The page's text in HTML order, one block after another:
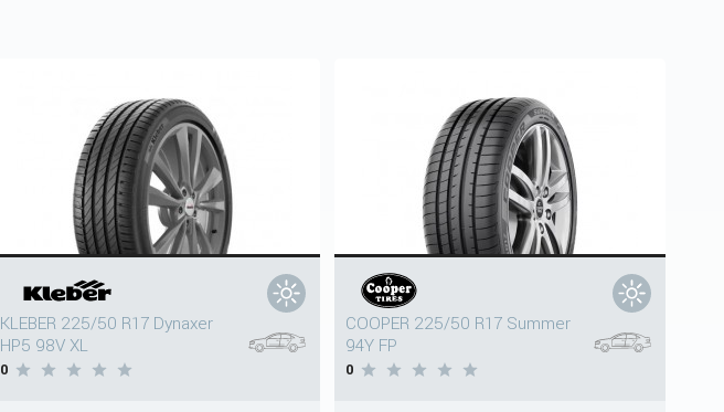
KLEBER 225/50 R17 Dynaxer
HP5 98V XL
0
COOPER 225/50 R17 Summer
94Y FP
0